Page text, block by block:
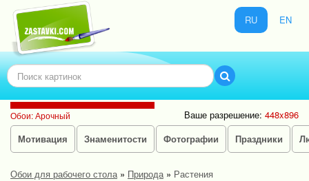
RU EN
Обои: Арочный Ваше разрешение: 448x896
Мотивация
Знаменитости Фотографии Праздники
Обои для рабочего стола» Природа» Растения